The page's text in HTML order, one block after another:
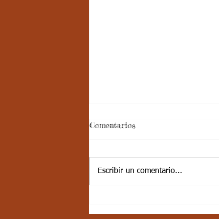
Aspectos
curriculares_Deporte_3
periodo_grado 5
actividades de fundamentación en
algunos deportes, se integra
Comentarios
Escribir un comentario...